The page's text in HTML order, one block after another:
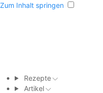
Zum Inhalt springen
Rezepte
Artikel